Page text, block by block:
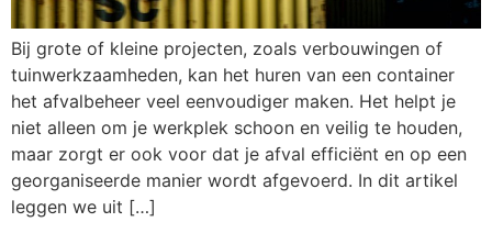
Bij grote of kleine projecten, zoals verbouwingen of
tuinwerkzaamheden, kan het huren van een container
het afvalbeheer veel eenvoudiger maken. Het helpt je
niet alleen om je werkplek schoon en veilig te houden,
maar zorgt er ook voor dat je afval efficiënt en op een
georganiseerde manier wordt afgevoerd. In dit artikel
leggen we uit […]